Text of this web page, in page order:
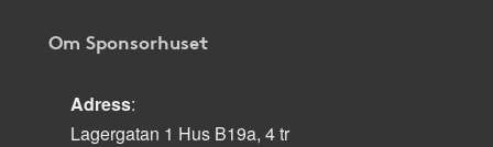
Om Sponsorhuset
Adress:
Lagergatan 1 Hus B19a, 4 tr